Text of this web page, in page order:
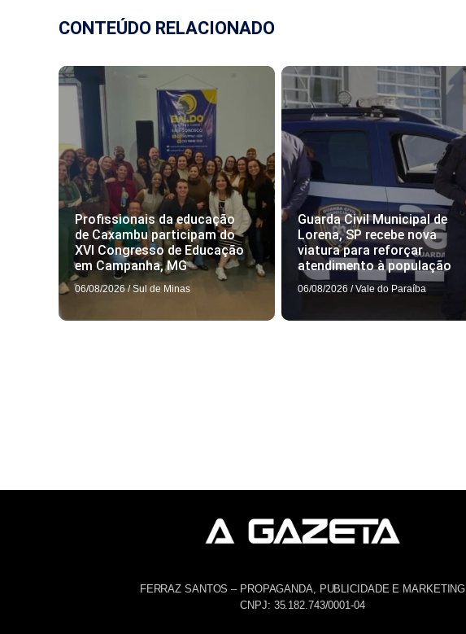
CONTEÚDO RELACIONADO
Profissionais da educação
de Caxambu participam do
XVI Congresso de Educação
em Campanha, MG
06/08/2026 / Sul de Minas
Guarda Civil Municipal de
Lorena, SP recebe nova
viatura para reforçar
atendimento à população
06/08/2026 / Vale do Paraíba
FERRAZ SANTOS – PROPAGANDA, PUBLICIDADE E MARKETING
CNPJ: 35.182.743/0001-04